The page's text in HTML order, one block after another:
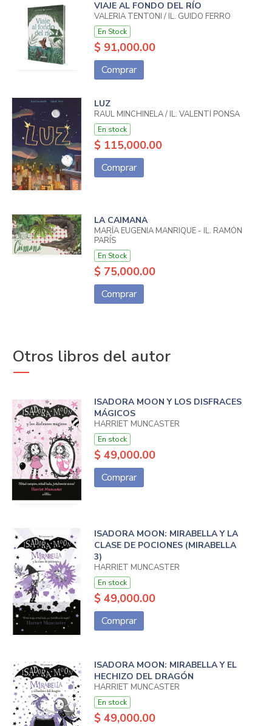
VIAJE AL FONDO DEL RÍO
VALERIA TENTONI / IL. GUIDO FERRO
En Stock
$ 91,000.00
Comprar
LUZ
RAUL MINCHINELA / IL. VALENTÍ PONSA
En stock
$ 115,000.00
Comprar
LA CAIMANA
MARÍA EUGENIA MANRIQUE - IL. RAMÓN
PARÍS
En Stock
$ 75,000.00
Comprar
Otros libros del autor
ISADORA MOON Y LOS DISFRACES
MÁGICOS
HARRIET MUNCASTER
En stock
$ 49,000.00
Comprar
ISADORA MOON: MIRABELLA Y LA
CLASE DE POCIONES (MIRABELLA
3)
HARRIET MUNCASTER
En stock
$ 49,000.00
Comprar
ISADORA MOON: MIRABELLA Y EL
HECHIZO DEL DRAGÓN
HARRIET MUNCASTER
En stock
$ 49,000.00